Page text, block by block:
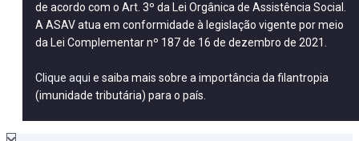
de acordo com o Art. 3º da Lei Orgânica de Assistência Social.
A ASAV atua em conformidade à legislação vigente por meio
da Lei Complementar nº 187 de 16 de dezembro de 2021.
Clique aqui e saiba mais sobre a importância da filantropia
(imunidade tributária) para o país.